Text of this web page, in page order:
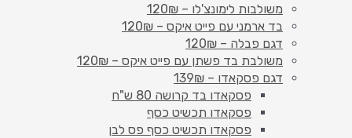
משולבות לימונצ'לו – 120₪
בד ארמני עם פייט איקס – 120₪
דגם פבלה – 120₪
משולבת בד פשתן עם פייט איקס – 120₪
דגם פסקאדו – 139₪
פסקאדו בד קרושה 80 ש"ח
פסקאדו תכשיט כסף
פסקאדו תכשיט כסף פס לבן